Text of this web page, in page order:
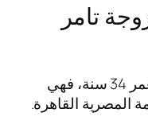
تامر
تبلغ الإعلامية نانسي نور من العمر 34 سنة، فهي